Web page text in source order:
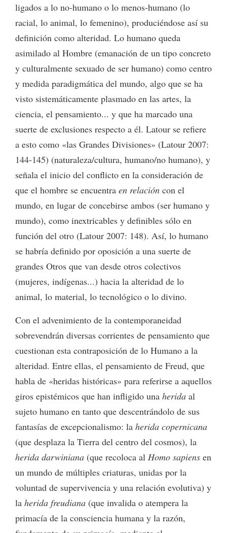
ligados a lo no-humano o lo menos-humano (lo
racial, lo animal, lo femenino), produciéndose así su
definición como alteridad. Lo humano queda
asimilado al Hombre (emanación de un tipo concreto
y culturalmente sexuado de ser humano) como centro
y medida paradigmática del mundo, algo que se ha
visto sistemáticamente plasmado en las artes, la
ciencia, el pensamiento... y que ha marcado una
suerte de exclusiones respecto a él. Latour se refiere
a esto como «las Grandes Divisiones» (Latour 2007:
144-145) (naturaleza/cultura, humano/no humano), y
señala el inicio del conflicto en la consideración de
que el hombre se encuentra en relación con el
mundo, en lugar de concebirse ambos (ser humano y
mundo), como inextricables y definibles sólo en
función del otro (Latour 2007: 148). Así, lo humano
se habría definido por oposición a una suerte de
grandes Otros que van desde otros colectivos
(mujeres, indígenas...) hacia la alteridad de lo
animal, lo material, lo tecnológico o lo divino.
Con el advenimiento de la contemporaneidad
sobrevendrán diversas corrientes de pensamiento que
cuestionan esta contraposición de lo Humano a la
alteridad. Entre ellas, el pensamiento de Freud, que
habla de «heridas históricas» para referirse a aquellos
giros epistémicos que han infligido una herida al
sujeto humano en tanto que descentrándolo de sus
fantasías de excepcionalismo: la herida copernicana
(que desplaza la Tierra del centro del cosmos), la
herida darwiniana (que recoloca al Homo sapiens en
un mundo de múltiples criaturas, unidas por la
voluntad de supervivencia y una relación evolutiva) y
la herida freudiana (que invalida o atempera la
primacía de la consciencia humana y la razón,